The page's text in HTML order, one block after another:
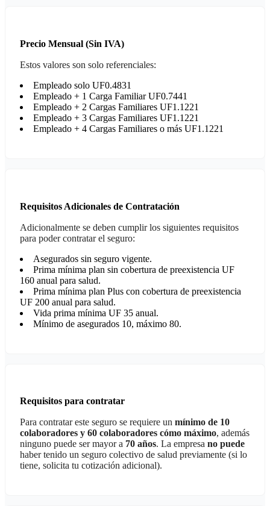
Precio Mensual (Sin IVA)
Estos valores son solo referenciales:
Empleado solo UF0.4831
Empleado + 1 Carga Familiar UF0.7441
Empleado + 2 Cargas Familiares UF1.1221
Empleado + 3 Cargas Familiares UF1.1221
Empleado + 4 Cargas Familiares o más UF1.1221
Requisitos Adicionales de Contratación
Adicionalmente se deben cumplir los siguientes requisitos
para poder contratar el seguro:
Asegurados sin seguro vigente.
Prima mínima plan sin cobertura de preexistencia UF
160 anual para salud.
Prima mínima plan Plus con cobertura de preexistencia
UF 200 anual para salud.
Vida prima mínima UF 35 anual.
Mínimo de asegurados 10, máximo 80.
Requisitos para contratar
Para contratar este seguro se requiere un mínimo de 10
colaboradores y 60 colaboradores cómo máximo, además
ninguno puede ser mayor a 70 años. La empresa no puede
haber tenido un seguro colectivo de salud previamente (si lo
tiene, solicita tu cotización adicional).